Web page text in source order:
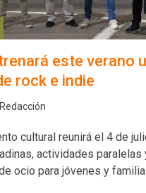
este verano
rock e indie
cultural reunirá el 4 de
actividades paralelas
ocio para jóvenes y